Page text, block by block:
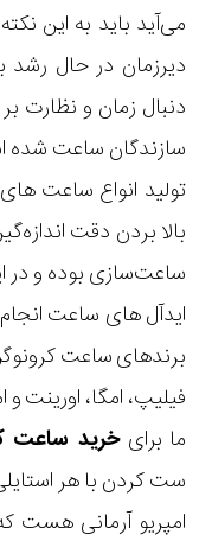
می‌آید باید به این
دیرزمان در حال
دنبال زمان و نظارت
سازندگان ساعت
تولید انواع ساعت
بالا بردن دقت
ساعت‌سازی بوده و در
ایدآل های ساعت
برندهای ساعت
فیلیپ، امگا، اورینت و
ما برای خرید ساعت
امپریو آرمانی